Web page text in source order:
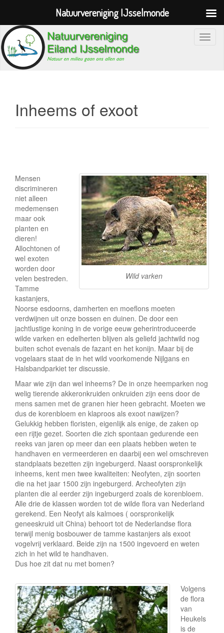
S
g
a
t
i
e
Inheems of exoot
Wild varken
Mensen
discrimineren
niet alleen
medemensen
maar ook
planten en
dieren!
Allochtonen of
wel exoten
worden door
velen bestreden.
Tamme
kastanjers,
Noorse esdoorns, damherten en moeflons moeten
verdwijnen uit onze bossen en duinen. De door een
jachtlustige koning in de vorige eeuw geherintroduceerde
wilde varken en edelherten blijven als geliefd jachtwild nog
buiten schot evenals de fazant en het konijn. Maar bij de
vogelaars staat de in het wild voorkomende Nijlgans en
Halsbandparkiet ter discussie.
Maar wie zijn dan wel inheems? De in onze heemparken nog
welig tierende akkeronkruiden onkruiden zijn eens door de
mens samen met de granen hier heen gebracht. Moeten we
dus de korenbloem en klaproos als exoot nawijzen?
Gelukkig hebben floristen, eigenlijk als enige, de zaken op
een rijtje gezet. Soorten die zich spontaan gedurende een
reeks van jaren op meer dan een plaats hebben weten te
handhaven en vermeerderen en daarbij een wel omschreven
standplaats bezetten zijn ingeburgerd. Naast oorspronkelijk
inheems, kent men twee kwaliteiten: Neofyten, zijn soorten
die na het jaar 1500 zijn ingeburgerd. Archeofyten zijn
planten die al eerder zijn ingeburgerd zoals de korenbloem.
Alle drie de klassen worden tot de wilde flora van Nederland
gerekend. Een Neofyt als kalmoes ( oorspronkelijk
geneeskruid uit China) behoort tot de Nederlandse flora
terwijl menig bosbouwer de tamme kastanjers als exoot
vogelvrij verklaard. Beide zijn na 1500 ingevoerd en weten
zich in het wild te handhaven.
Dus hoe zit dat nu met bomen?
Volgens
de flora
van
Heukels
is de
Natuurvereniging IJsselmonde